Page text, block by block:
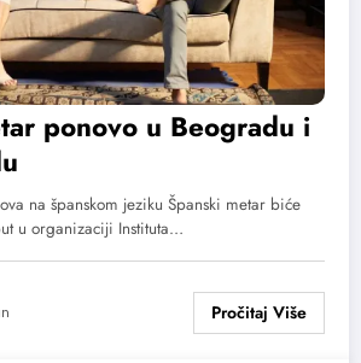
ponovo u Beogradu i
na španskom jeziku Španski metar biće
u organizaciji Instituta…